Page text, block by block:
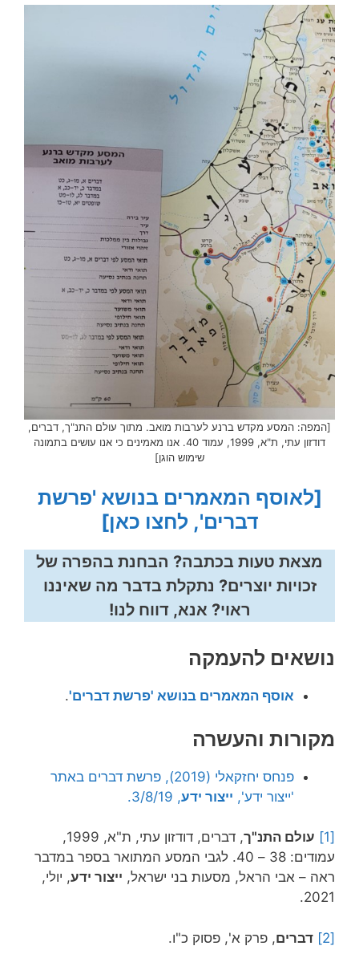
[המפה: המסע מקדש ברנע לערבות מואב. מתוך עולם התנ"ך, דברים,
דודזון עתי, ת"א, 1999, עמוד 40. אנו מאמינים כי אנו עושים בתמונה
שימוש הוגן]
[לאוסף המאמרים בנושא 'פרשת
דברים', לחצו כאן]
מצאת טעות בכתבה? הבחנת בהפרה של
זכויות יוצרים? נתקלת בדבר מה שאיננו
ראוי? אנא, דווח לנו!
נושאים להעמקה
אוסף המאמרים בנושא 'פרשת דברים'.
מקורות והעשרה
פנחס יחזקאלי (2019), פרשת דברים באתר
'ייצור ידע', ייצור ידע, 3/8/19.
[1] עולם התנ"ך
, דברים, דודזון עתי, ת"א, 1999,
עמודים: 38 – 40. לגבי המסע המתואר בספר במדבר
ראה – אבי הראל, מסעות בני ישראל, ייצור ידע, יולי,
2021.
[2] דברים, פרק א', פסוק כ"ו.